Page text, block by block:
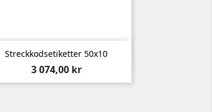
Streckkodsetiketter 50x10
Pris
3 074,00 kr
 Snabbvy